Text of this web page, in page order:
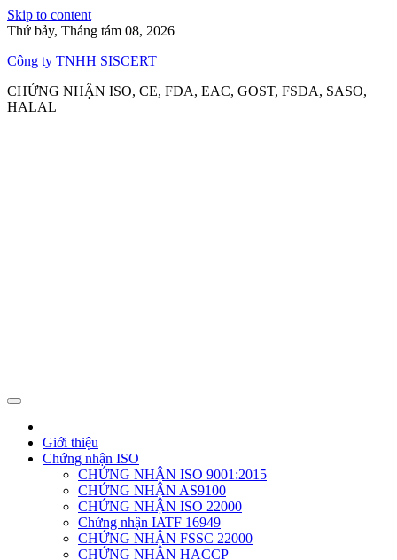
Skip to content
Thứ bảy, Tháng tám 08, 2026
Công ty TNHH SISCERT
CHỨNG NHẬN ISO, CE, FDA, EAC, GOST, FSDA, SASO,
HALAL
Giới thiệu
Chứng nhận ISO
CHỨNG NHẬN ISO 9001:2015
CHỨNG NHẬN AS9100
CHỨNG NHẬN ISO 22000
Chứng nhận IATF 16949
CHỨNG NHẬN FSSC 22000
CHỨNG NHẬN HACCP